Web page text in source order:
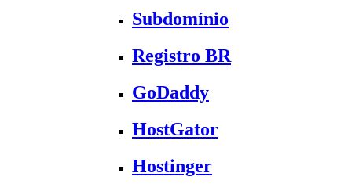
Subdomínio
Registro BR
GoDaddy
HostGator
Hostinger